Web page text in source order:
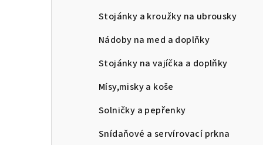
Stojánky a kroužky na ubrousky
Nádoby na med a doplňky
Stojánky na vajíčka a doplňky
Mísy,misky a koše
Solničky a pepřenky
Snídaňové a servírovací prkna